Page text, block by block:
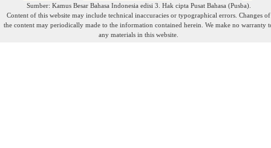
Sumber: Kamus Besar Bahasa Indonesia edisi 3. Hak cipta Pusat Bahasa (Pusba).
Content of this website may include technical inaccuracies or typographical errors. Changes of
the content may periodically made to the information contained herein. We make no warranty
any materials in this website.